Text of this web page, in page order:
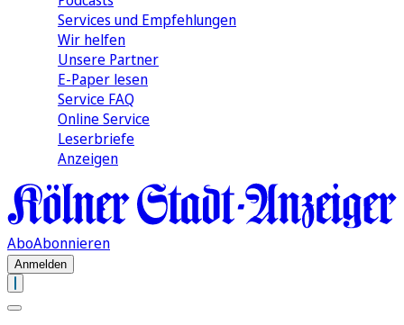
Services und Empfehlungen
Wir helfen
Unsere Partner
E-Paper lesen
Service FAQ
Online Service
Leserbriefe
Anzeigen
AboAbonnieren
Anmelden